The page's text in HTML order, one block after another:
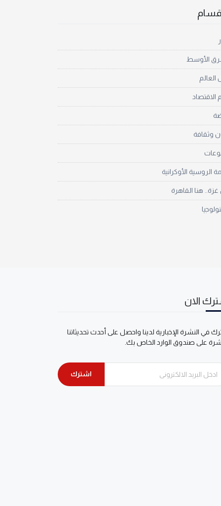
الأوسط
العالم
الاقتصاد
وثقافة
الروسية الأوكرانية
هنا القاهرة
الان
في النشرة الإخبارية لدينا واحصل على أحدث تحديثاتنا
على صندوق الوارد الخاص بك.
اشترك